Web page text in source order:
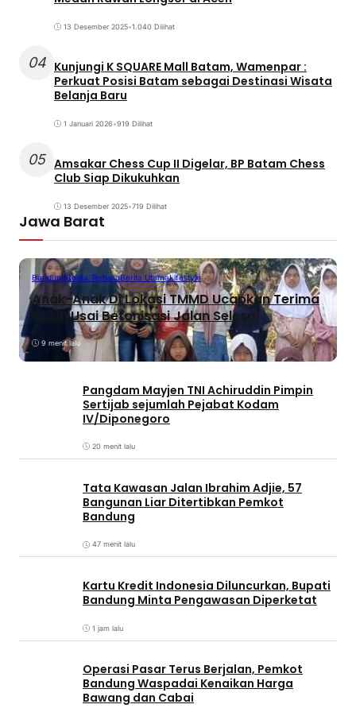
13 Desember 2025•1.040 Dilihat
04 Kunjungi K SQUARE Mall Batam, Wamenpar :
Perkuat Posisi Batam sebagai Destinasi Wisata
Belanja Baru
1 Januari 2026•919 Dilihat
05 Amsakar Chess Cup II Digelar, BP Batam Chess
Club Siap Dikukuhkan
13 Desember 2025•719 Dilihat
Jawa Barat
BandungBerita TerbaruBerita UtamaLifestyle
Anak-Anak Di Lokasi TMMD Ucapkan Terima
Kasih Usai Betonisasi Jalan Selesai
9 menit lalu
Pangdam Mayjen TNI Achiruddin Pimpin
Sertijab sejumlah Pejabat Kodam
IV/Diponegoro
20 menit lalu
Tata Kawasan Jalan Ibrahim Adjie, 57
Bangunan Liar Ditertibkan Pemkot
Bandung
47 menit lalu
Kartu Kredit Indonesia Diluncurkan, Bupati
Bandung Minta Pengawasan Diperketat
1 jam lalu
Operasi Pasar Terus Berjalan, Pemkot
Bandung Waspadai Kenaikan Harga
Bawang dan Cabai